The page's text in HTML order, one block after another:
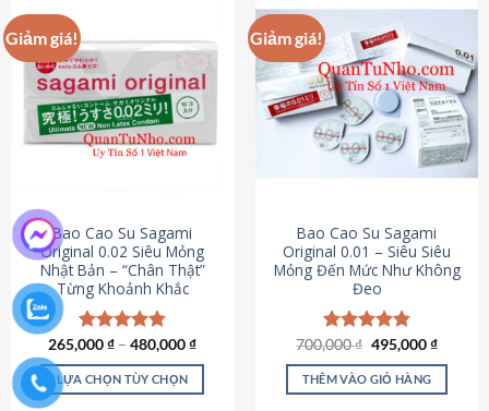
thể
được
chọn
trên
trang
sản
phẩm
Giảm giá!
Bao Cao Su Sagami
Original 0.02 Siêu Mỏng
Nhật Bản – “Chân Thật”
Từng Khoảnh Khắc
Được xếp
hạng4.87
5 sao
265,000₫ – 480,000₫
LỰA CHỌN TÙY CHỌN
Giảm giá!
Bao Cao Su Sagami
Original 0.01 – Siêu Siêu
Mỏng Đến Mức Như Không
Đeo
Được xếp
hạng4.83
5 sao
700,000₫ Giá
là:
700,000 ₫.
495,000₫Giá
tại
THÊM VÀO GIỎ HÀNG